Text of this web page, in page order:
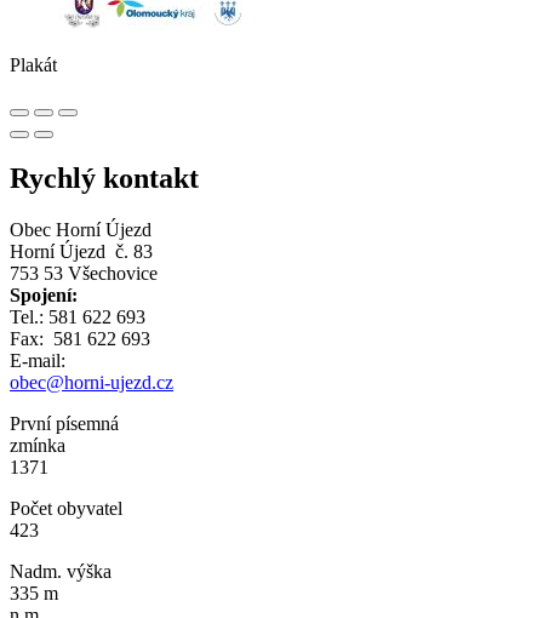
Plakát
Rychlý kontakt
Obec Horní Újezd
Horní Újezd č. 83
753 53 Všechovice
Spojení:
Tel.: 581 622 693
Fax: 581 622 693
E-mail:
obec@horni-ujezd.cz
První písemná
zmínka
1371
Počet obyvatel
423
Nadm. výška
335 m